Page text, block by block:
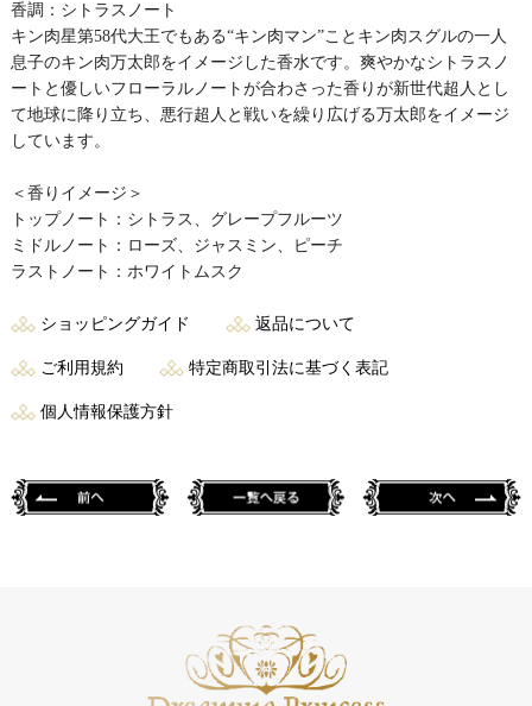
香調：シトラスノート
キン肉星第58代大王でもある“キン肉マン”ことキン肉スグルの一人
息子のキン肉万太郎をイメージした香水です。爽やかなシトラスノ
ートと優しいフローラルノートが合わさった香りが新世代超人とし
て地球に降り立ち、悪行超人と戦いを繰り広げる万太郎をイメージ
しています。
＜香りイメージ＞
トップノート：シトラス、グレープフルーツ
ミドルノート：ローズ、ジャスミン、ピーチ
ラストノート：ホワイトムスク
ショッピングガイド 返品について
ご利用規約 特定商取引法に基づく表記
個人情報保護方針